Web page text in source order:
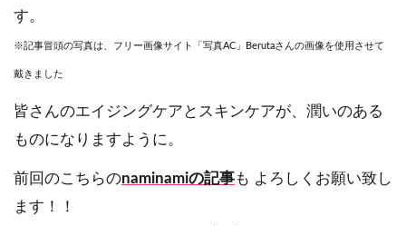
す。
※記事冒頭の写真は、フリー画像サイト「写真AC」Berutaさんの画像を使用させて
戴きました
皆さんのエイジングケアとスキンケアが、潤いのある
ものになりますように。
前回のこちらのnaminamiの記事も よろしくお願い致し
ます！！